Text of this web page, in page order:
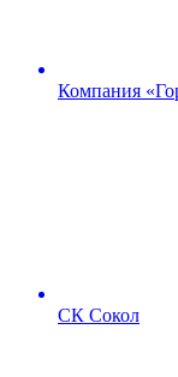
Компания
СК Сокол